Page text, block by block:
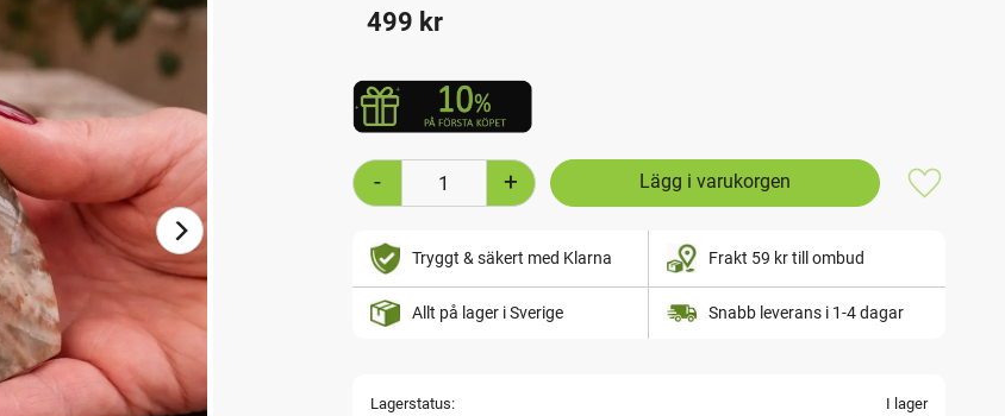
499 kr
+
-
Lägg till i
Tryggt & säkert med Klarna Frakt 59 kr till ombud
Allt på lager i Sverige Snabb leverans i 1-4 dagar
Lagerstatus
I lager